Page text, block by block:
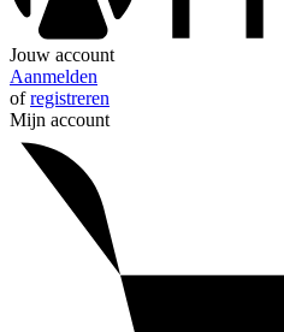
Jouw account
Aanmelden
ofregistreren
Mijn account